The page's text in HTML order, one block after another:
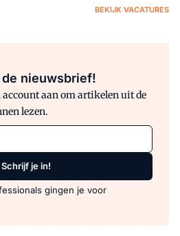
BEKIJK VACATURES
nieuwsbrief!
aan om artikelen uit de
lezen.
Schrijf je in!
gingen je voor